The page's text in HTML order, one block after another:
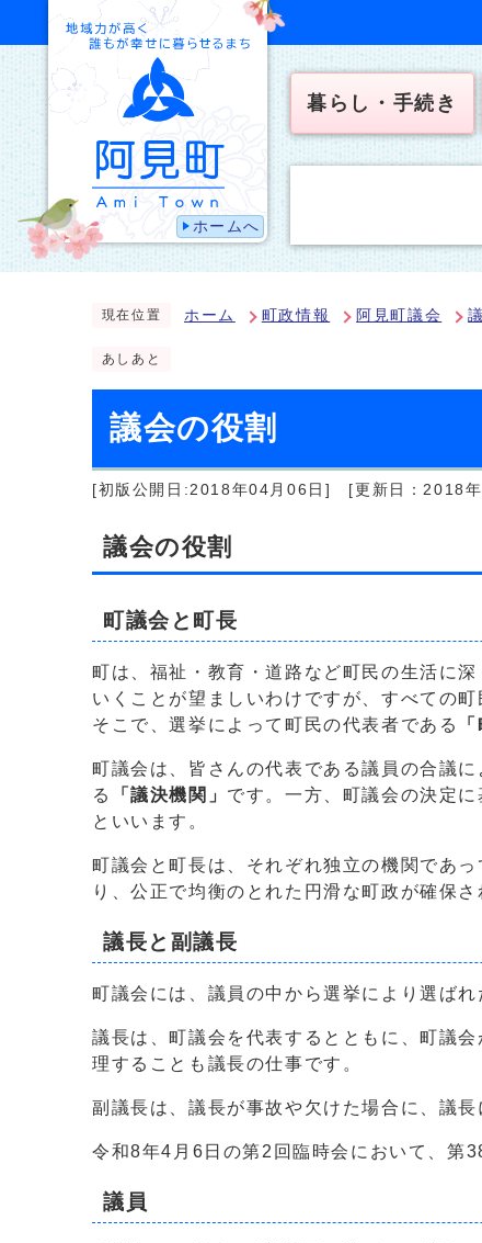
ホームへ
暮らし・手続き
現在位置 ホーム 町政情報 阿見町議会
あしあと
議会の役割
[初版公開日:2018年04月06日] [更新日：2018
議会の役割
町議会と町長
町は、福祉・教育・道路など町民の生活に
いくことが望ましいわけですが、すべての
そこで、選挙によって町民の代表者である
町議会は、皆さんの代表である議員の合議
る
「議決機関」 です。一方、町議会の決定
といいます。
町議会と町長は、それぞれ独立の機関であ
り、公正で均衡のとれた円滑な町政が確保さ
議長と副議長
町議会には、議員の中から選挙により選ばれ
議長は、町議会を代表するとともに、町議
理することも議長の仕事です。
副議長は、議長が事故や欠けた場合に、議
令和8年4月6日の第2回臨時会において、第
議員